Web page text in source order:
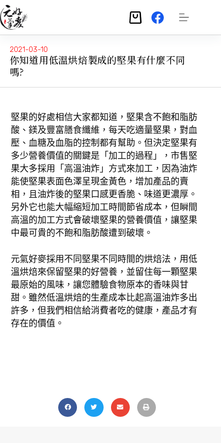
2021-03-10
你知道用低溫烘焙製成的堅果有什麼不同
嗎?
堅果的好處相信大家都知道，堅果含不飽和脂肪
酸、鎂及豐富膳食纖維，每天吃適量堅果，對血
壓、血糖及血脂的控制都有幫助。但決定堅果有
多少營養價值的關鍵是「加工的過程」，市售堅
果大多採用「高溫油炸」方式來加工，因為油炸
能使堅果表面色澤呈現金黃色，增加產品的賣
相，且油炸後的堅果口感更香脆、味道更濃厚。
另外它也能大幅縮短加工時間節省成本，但瞬間
高溫的加工方式會破壞堅果的營養價值，讓堅果
中最可貴的不飽和脂肪酸遭到破壞。
元氣好麥採用不同堅果不同時間的烘焙法，用低
溫烘焙來保留堅果的好營養，並留住每一顆堅果
最原始的風味，讓您體驗食物原本的香味與甘
甜。雖然低溫烘焙的生產成本比起高溫油炸多出
許多，但我們相信給消費者吃的健康，產品才有
存在的價值。